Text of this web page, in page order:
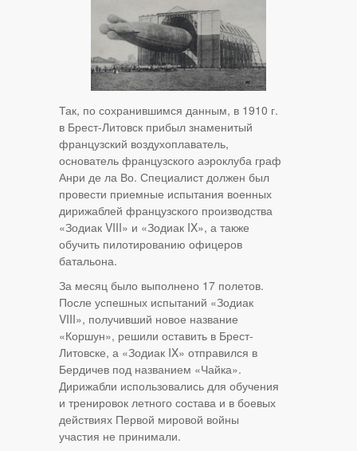
Так, по сохранившимся данным, в 1910 г.
в Брест-Литовск прибыл знаменитый
французский воздухоплаватель,
основатель французского аэроклуба граф
Анри де ла Во. Специалист должен был
провести приемные испытания военных
дирижаблей французского производства
«Зодиак VIII» и «Зодиак IX», а также
обучить пилотированию офицеров
батальона.
За месяц было выполнено 17 полетов.
После успешных испытаний «Зодиак
VIII», получивший новое название
«Коршун», решили оставить в Брест-
Литовске, а «Зодиак IX» отправился в
Бердичев под названием «Чайка».
Дирижабли использовались для обучения
и тренировок летного состава и в боевых
действиях Первой мировой войны
участия не принимали.